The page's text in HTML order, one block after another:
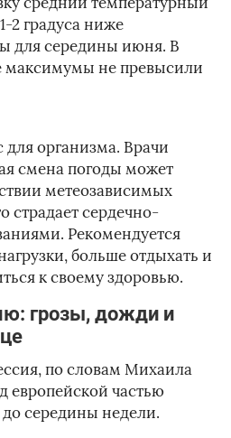
2 градуса ниже
для середины июня. В
максимумы не превысили
для организма. Врачи
смена погоды может
метеозависимых
страдает сердечно-
Рекомендуется
больше отдыхать и
к своему здоровью.
грозы, дожди и
по словам Михаила
европейской частью
середины недели.